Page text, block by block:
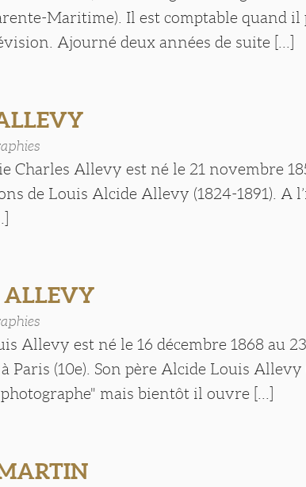
Maritime). Il est comptable quand il
Ajourné deux années de suite [...]
Charles Allevy est né le 21 novembre
de Louis Alcide Allevy (1824-1891). A
ALLEVY
Allevy est né le 16 décembre 1868 au
Paris (10e). Son père Alcide Louis Allevy
mais bientôt il ouvre [...]